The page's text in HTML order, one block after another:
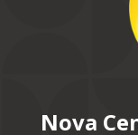
Nova